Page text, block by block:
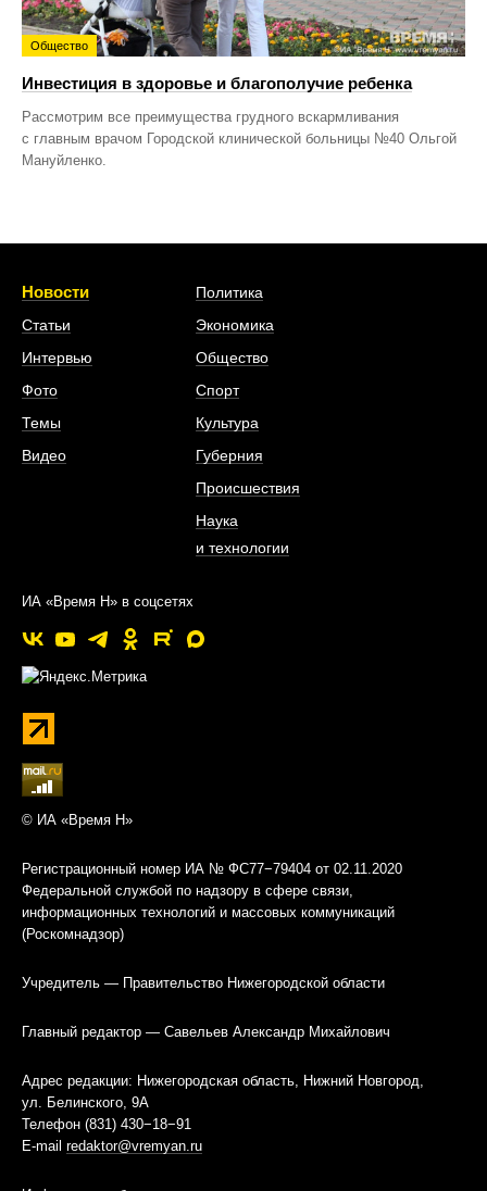
Общество
Инвестиция в здоровье и благополучие ребенка
Рассмотрим все преимущества грудного вскармливания
с главным врачом Городской клинической больницы №40 Ольгой
Мануйленко.
Новости
Статьи
Интервью
Фото
Темы
Видео
Политика
Экономика
Общество
Спорт
Культура
Губерния
Происшествия
Наука
и технологии
ИА «Время Н» в соцсетях
© ИА «Время Н»
Регистрационный номер ИА № ФС77−79404 от 02.11.2020
Федеральной службой по надзору в сфере связи,
информационных технологий и массовых коммуникаций
(Роскомнадзор)
Учредитель — Правительство Нижегородской области
Главный редактор — Савельев Александр Михайлович
Адрес редакции: Нижегородская область, Нижний Новгород,
ул. Белинского, 9А
Телефон (831) 430−18−91
E-mail redaktor@vremyan.ru